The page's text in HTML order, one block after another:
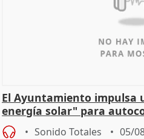
El Ayuntamiento impulsa
energía solar" para
Sonido Totales 05/